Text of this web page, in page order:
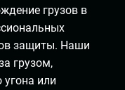
грузов в
защиты. Наши
грузом,
или